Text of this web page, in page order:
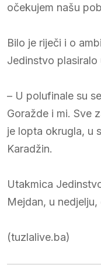
očekujem našu
Bilo je riječi i o
Jedinstvo plasiralo
– U polufinale su
Goražde i mi. Sve
je lopta okrugla, u
Karadžin.
Utakmica
Mejdan, u
(tuzlalive.ba)